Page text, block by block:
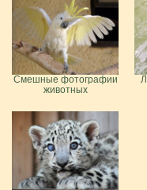
Смешные фотографии
животных